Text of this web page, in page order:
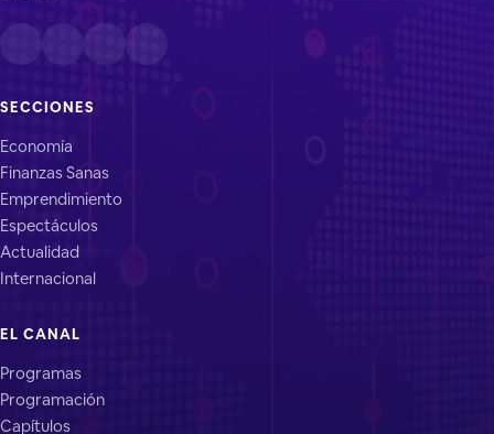
SECCIONES
Economía
Finanzas Sanas
Emprendimiento
Espectáculos
Actualidad
Internacional
EL CANAL
Programas
Programación
Capítulos